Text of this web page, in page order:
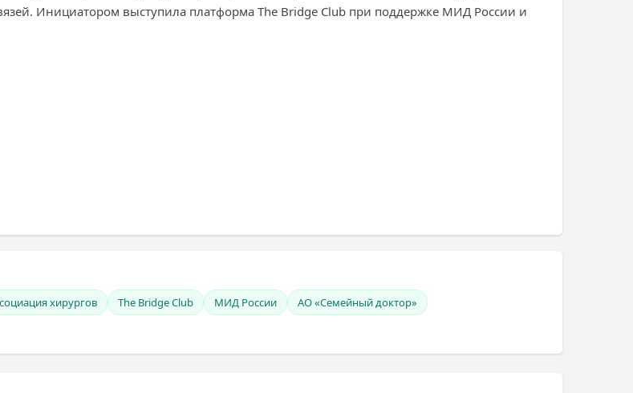
Инициатором выступила платформа The Bridge Club при поддержке МИД России и
хирургов The Bridge Club МИД России
АО «Семейный доктор»